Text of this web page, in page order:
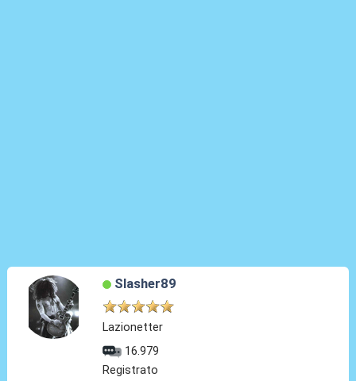
Slasher89
Lazionetter
16.979
Registrato